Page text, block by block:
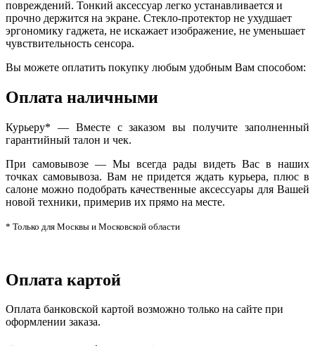
повреждений. Тонкий аксессуар легко устанавливается и
прочно держится на экране. Стекло-протектор не ухудшает
эргономику гаджета, не искажает изображение, не уменьшает
чувствительность сенсора.
Вы можете оплатить покупку любым удобным Вам способом:
Оплата наличными
Курьеру* — Вместе с заказом вы получите заполненный
гарантийный талон и чек.
При самовывозе — Мы всегда рады видеть Вас в наших
точках самовывоза. Вам не придется ждать курьера, плюс в
салоне можно подобрать качественные аксессуары для Вашей
новой техники, примерив их прямо на месте.
* Только для Москвы и Московской области
Оплата картой
Оплата банковской картой возможно только на сайте при
оформлении заказа.